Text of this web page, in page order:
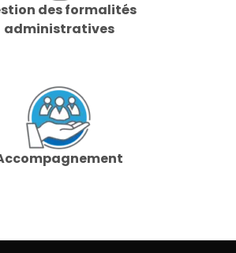
des formalités
administratives